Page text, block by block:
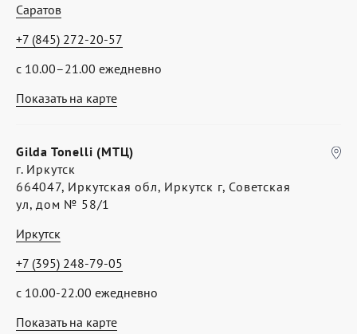
Показать на карте
Саратов
с 10.00–21.00 ежедневно
+7 (845) 272-20-57
Показать на карте
Gilda Tonelli (МТЦ)
г. Иркутск
664047, Иркутская обл, Иркутск г, Советская
ул, дом № 58/1
Иркутск
с 10.00-22.00 ежедневно
+7 (395) 248-79-05